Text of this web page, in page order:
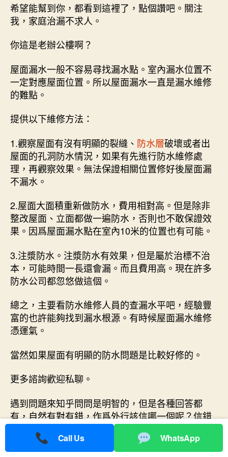
希望能幫到你，都看到這裡了，點個讚吧。關注
我，家庭治漏不求人。
你這是老辦公樓啊？
屋面漏水一般不容易尋找漏水點。室內漏水位置不
一定對應屋面位置。所以屋面漏水一直是漏水維修
的難點。
提供以下維修方法：
1.觀察屋面有沒有明顯的裂縫、 防水層破壞或者出
屋面的孔洞防水情況，如果有先進行防水維修處
理，再觀察效果。無法保證相關位置修好後屋面漏
不漏水。
2.屋面大面積重新做防水，費用相對高。但是除非
整改屋面、立面都做一遍防水，否則也不敢保證效
果。因爲屋面漏水點在室內10米的位置也有可能。
3.注漿防水。注漿防水有效果，但是屬於治標不治
本，可能時間一長還會漏。而且費用高。現在許多
防水公司都忽悠做這個。
總之，主要看防水維修人員的查漏水平吧，經驗豐
富的也許能夠找到漏水根源。有時候屋面漏水維修
憑運氣。
當然如果屋面有明顯的防水問題是比較好修的。
更多諮詢歡迎私聊。
遇到問題來知乎問問是明智的，但是各種回答都
有，自然有對有錯，作爲外行該信哪一個呢？信錯
了自然是要交學費的。
老百姓做防水非常容易掉坑，花冤枉錢，做一次頂
Call Us WhatsApp